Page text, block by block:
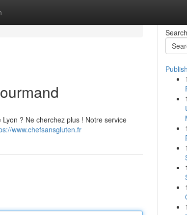
? Ne cherchez plus ! Notre service
www.chefsansgluten.fr
Search
1
1
1
1
1
1
1